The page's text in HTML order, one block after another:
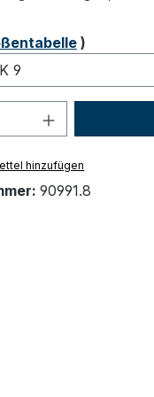
)
Anzahl: Gib
hinzufügen
90991.8